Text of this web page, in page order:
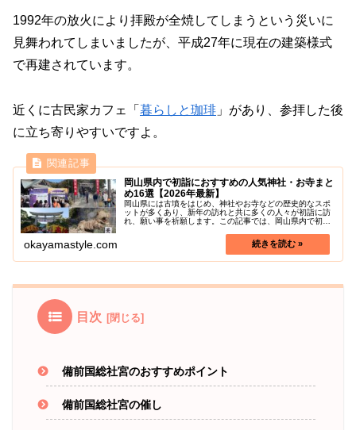
1992年の放火により拝殿が全焼してしまうという災いに
見舞われてしまいましたが、平成27年に現在の建築様式
で再建されています。
近くに古民家カフェ「 暮らしと珈琲 」があり、参拝した後
に立ち寄りやすいですよ。
岡山県内で初詣におすすめの人気神社・お寺まと
め16選【2026年最新】
岡山県には古墳をはじめ、神社やお寺などの歴史的なスポ
ットが多くあり、新年の訪れと共に多くの人々が初詣に訪
れ、願い事を祈願します。この記事では、岡山県内で初詣
心）屋台が沢山あってにぎやかな場...
okayamastyle.com
目次
備前国総社宮のおすすめポイント
備前国総社宮の催し